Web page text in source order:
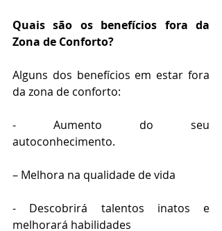
Quais são os benefícios fora da
Zona de Conforto?
Alguns dos benefícios em estar fora
da zona de conforto:
- Aumento do seu
autoconhecimento.
– Melhora na qualidade de vida
- Descobrirá talentos inatos e
melhorará habilidades